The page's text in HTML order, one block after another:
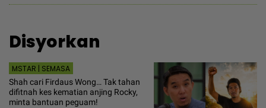
Disyorkan
MSTAR | SEMASA
Shah cari Firdaus Wong… Tak tahan
difitnah kes kematian anjing Rocky,
minta bantuan peguam!